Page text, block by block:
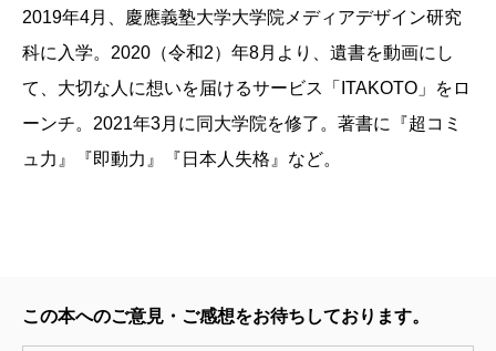
2019年4月、慶應義塾大学大学院メディアデザイン研究
科に入学。2020（令和2）年8月より、遺書を動画にし
て、大切な人に想いを届けるサービス「ITAKOTO」をロ
ーンチ。2021年3月に同大学院を修了。著書に『超コミ
ュ力』『即動力』『日本人失格』など。
この本へのご意見・ご感想をお待ちしております。